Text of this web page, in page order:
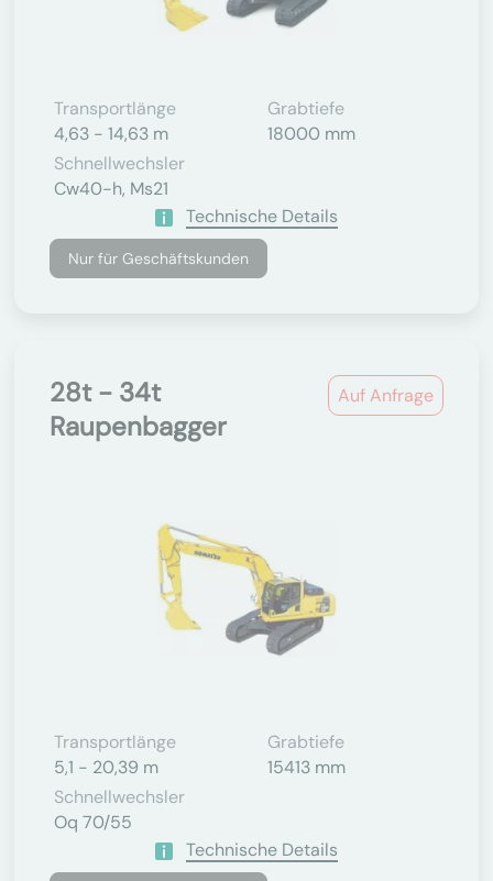
Transportlänge
4,63 - 14,63 m
Grabtiefe
18000 mm
Schnellwechsler
Cw40-h, Ms21
Technische Details
Nur für Geschäftskunden
Auf Anfrage
28t - 34t
Raupenbagger
Transportlänge
5,1 - 20,39 m
Grabtiefe
15413 mm
Schnellwechsler
Oq 70/55
Technische Details